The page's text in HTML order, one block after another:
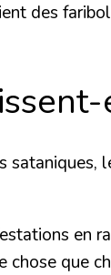
des
que